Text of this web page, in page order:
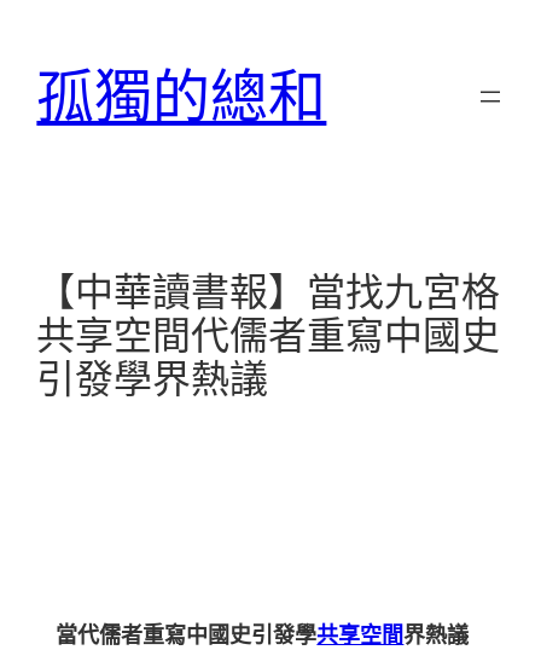
孤獨的總和
【中華讀書報】當找九宮格
共享空間代儒者重寫中國史
引發學界熱議
當代儒者重寫中國史引發學共享空間界熱議